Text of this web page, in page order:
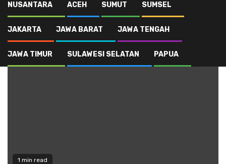
NUSANTARA ACEH SUMUT SUMSEL
JAKARTA JAWA BARAT JAWA TENGAH
JAWA TIMUR SULAWESI SELATAN PAPUA
Cabor Atletik
1 min read